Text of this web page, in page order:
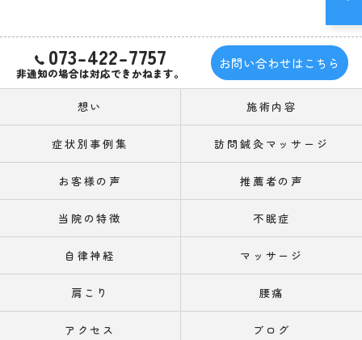
073-422-7757
非通知の場合は対応できかねます。
お問い合わせはこちら
想い 施術内容
症状別事例集 訪問鍼灸マッサージ
お客様の声 推薦者の声
当院の特徴 不眠症
自律神経 マッサージ
肩こり 腰痛
アクセス ブログ